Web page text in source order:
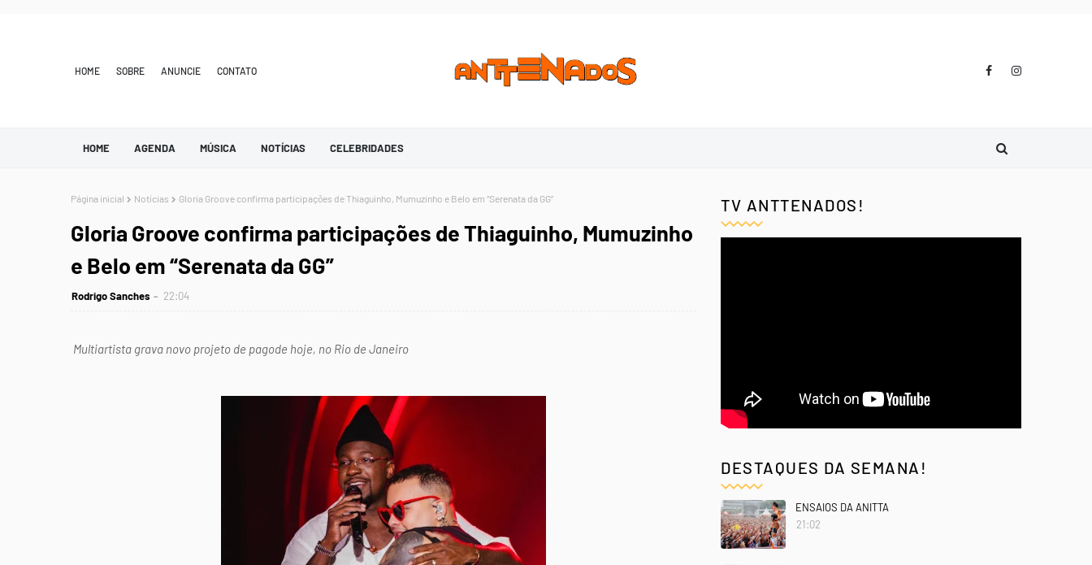
HOME SOBRE ANUNCIE CONTATO
HOME AGENDA MÚSICA NOTÍCIAS CELEBRIDADES
Página inicial Notícias Gloria Groove confirma participações de Thiaguinho, Mumuzinho e Belo em “Serenata da GG”
Gloria Groove confirma participações de Thiaguinho, Mumuzinho
e Belo em “Serenata da GG”
Rodrigo Sanches 22:04
Multiartista grava novo projeto de pagode hoje, no Rio de Janeiro
TV ANTTENADOS!
DESTAQUES DA SEMANA!
ENSAIOS DA ANITTA
21:02